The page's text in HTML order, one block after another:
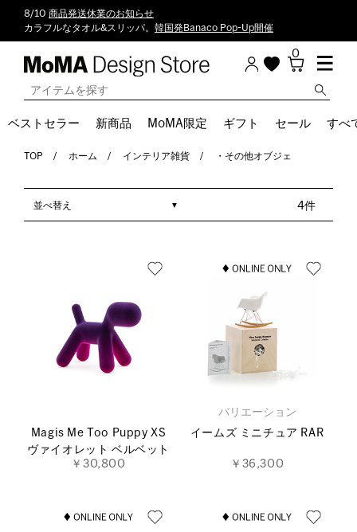
8/10 商品発送休業のお知らせ
カラフルなタオル&スリッパ。 韓国発Banaco Pop-Up開催
0
ベストセラー 新商品 MoMA限定 ギフト セール すべ
TOP ホーム インテリア雑貨 ・その他オブジェ
4件
並べ替え
Magis Me Too Puppy XS
ヴァイオレット ベルベット
￥30,800
バリエーション
イームズ ミニチュア RAR
￥36,300